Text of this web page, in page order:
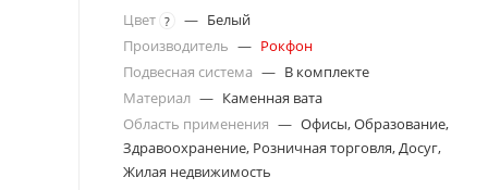
Цвет ? — Белый
Производитель — Рокфон
Подвесная система — В комплекте
Материал — Каменная вата
Область применения — Офисы, Образование,
Здравоохранение, Розничная торговля, Досуг,
Жилая недвижимость